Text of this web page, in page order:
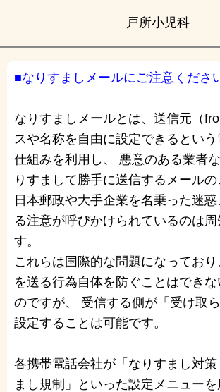
戸所小児科
■なりすましメールにご注意くださ
なりすましメールとは、送信元（
スや名称を自由に設定できるとい
仕組みを利用し、 悪意のある業者
りすまして勝手に送信するメールの
日本郵政や大手企業を名乗った迷
る注意が呼びかけられているのは
す。
これらは国際的な問題になってお
を送る行為自体を防ぐことはでき
のですが、 受信する側が「受け取
設定することは可能です。
各携帯電話会社が「なりすまし対
まし規制」といった設定メニューを